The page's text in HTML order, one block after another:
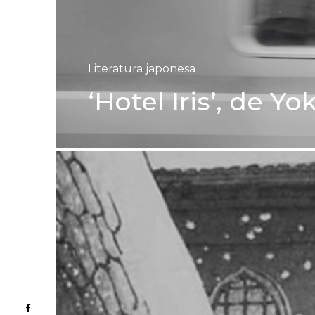
Literatura japonesa
‘Hotel Iris’, de